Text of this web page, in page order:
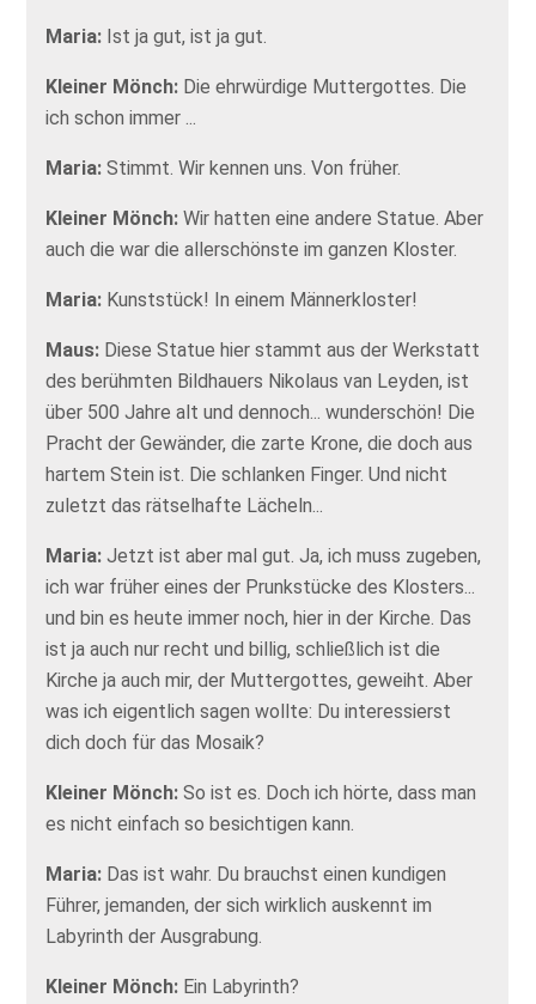
Maria: Ist ja gut, ist ja gut.
Kleiner Mönch: Die ehrwürdige Muttergottes. Die
ich schon immer ...
Maria:Stimmt. Wir kennen uns. Von früher.
Kleiner Mönch:Wir hatten eine andere Statue. Aber
auch die war die allerschönste im ganzen Kloster.
Maria: Kunststück! In einem Männerkloster!
Maus: Diese Statue hier stammt aus der Werkstatt
des berühmten Bildhauers Nikolaus van Leyden, ist
über 500 Jahre alt und dennoch... wunderschön! Die
Pracht der Gewänder, die zarte Krone, die doch aus
hartem Stein ist. Die schlanken Finger. Und nicht
zuletzt das rätselhafte Lächeln...
Maria:Jetzt ist aber mal gut. Ja, ich muss zugeben,
ich war früher eines der Prunkstücke des Klosters...
und bin es heute immer noch, hier in der Kirche. Das
ist ja auch nur recht und billig, schließlich ist die
Kirche ja auch mir, der Muttergottes, geweiht. Aber
was ich eigentlich sagen wollte: Du interessierst
dich doch für das Mosaik?
Kleiner Mönch:So ist es. Doch ich hörte, dass man
es nicht einfach so besichtigen kann.
Maria: Das ist wahr. Du brauchst einen kundigen
Führer, jemanden, der sich wirklich auskennt im
Labyrinth der Ausgrabung.
Kleiner Mönch: Ein Labyrinth?